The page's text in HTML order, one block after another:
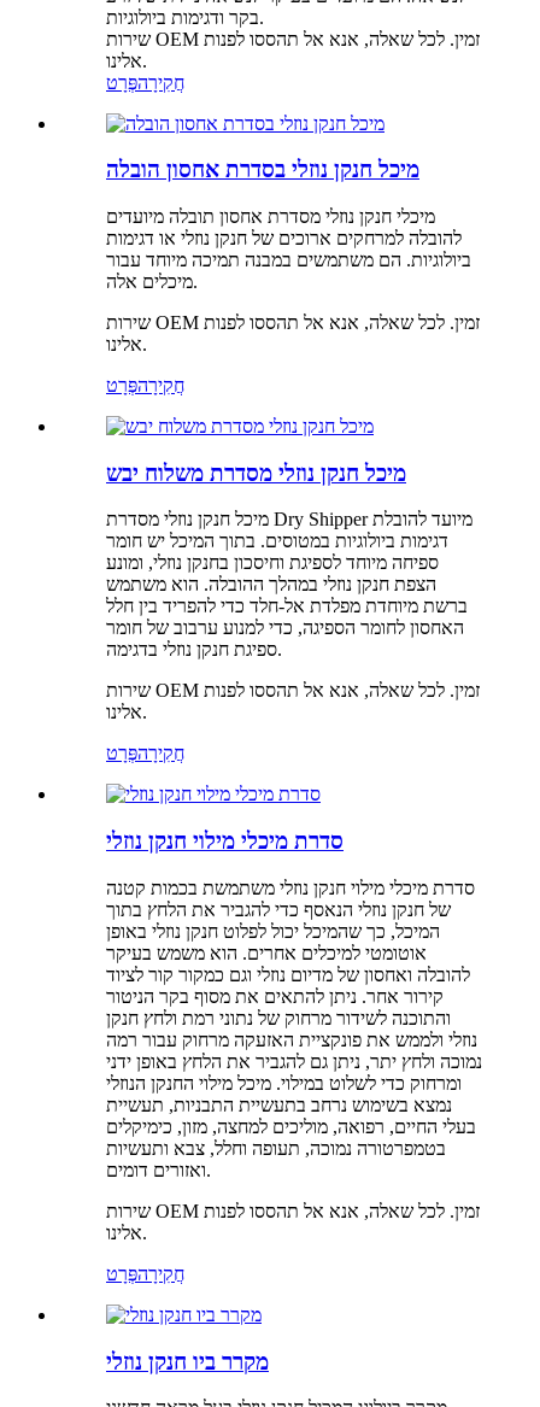
בקר ודגימות ביולוגיות.
שירות OEM זמין. לכל שאלה, אנא אל תהססו לפנות
אלינו.
חֲקִירָהפְּרָט
מיכל חנקן נוזלי בסדרת אחסון הובלה
מיכלי חנקן נוזלי מסדרת אחסון תובלה מיועדים
להובלה למרחקים ארוכים של חנקן נוזלי או דגימות
ביולוגיות. הם משתמשים במבנה תמיכה מיוחד עבור
מיכלים אלה.
שירות OEM זמין. לכל שאלה, אנא אל תהססו לפנות
אלינו.
חֲקִירָהפְּרָט
מיכל חנקן נוזלי מסדרת משלוח יבש
מיכל חנקן נוזלי מסדרת Dry Shipper מיועד להובלת
דגימות ביולוגיות במטוסים. בתוך המיכל יש חומר
ספיחה מיוחד לספיגת וחיסכון בחנקן נוזלי, ומונע
הצפת חנקן נוזלי במהלך ההובלה. הוא משתמש
ברשת מיוחדת מפלדת אל-חלד כדי להפריד בין חלל
האחסון לחומר הספיגה, כדי למנוע ערבוב של חומר
ספיגת חנקן נוזלי בדגימה.
שירות OEM זמין. לכל שאלה, אנא אל תהססו לפנות
אלינו.
חֲקִירָהפְּרָט
סדרת מיכלי מילוי חנקן נוזלי
סדרת מיכלי מילוי חנקן נוזלי משתמשת בכמות קטנה
של חנקן נוזלי הנאסף כדי להגביר את הלחץ בתוך
המיכל, כך שהמיכל יכול לפלוט חנקן נוזלי באופן
אוטומטי למיכלים אחרים. הוא משמש בעיקר
להובלה ואחסון של מדיום נוזלי וגם כמקור קור לציוד
קירור אחר. ניתן להתאים את מסוף בקר הניטור
והתוכנה לשידור מרחוק של נתוני רמת ולחץ חנקן
נוזלי ולממש את פונקציית האזעקה מרחוק עבור רמה
נמוכה ולחץ יתר, ניתן גם להגביר את הלחץ באופן ידני
ומרחוק כדי לשלוט במילוי. מיכל מילוי החנקן הנוזלי
נמצא בשימוש נרחב בתעשיית התבניות, תעשיית
בעלי החיים, רפואה, מוליכים למחצה, מזון, כימיקלים
בטמפרטורה נמוכה, תעופה וחלל, צבא ותעשיות
ואזורים דומים.
שירות OEM זמין. לכל שאלה, אנא אל תהססו לפנות
אלינו.
חֲקִירָהפְּרָט
מקרר ביו חנקן נוזלי